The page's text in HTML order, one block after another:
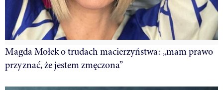
Magda Mołek o trudach macierzyństwa: „mam prawo
przyznać, że jestem zmęczona”